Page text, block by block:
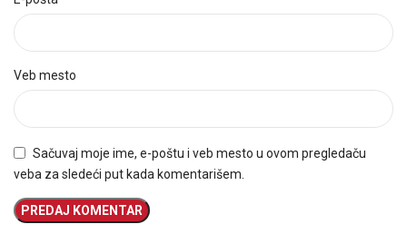
Veb mesto
Sačuvaj moje ime, e-poštu i veb mesto u ovom pregledaču
veba za sledeći put kada komentarišem.